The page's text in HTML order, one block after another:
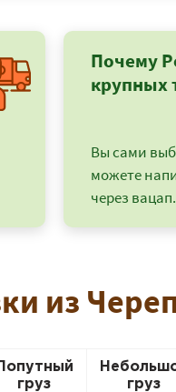
Почему
крупных
Вы сами
можете
через
из
Попутный
груз
груз